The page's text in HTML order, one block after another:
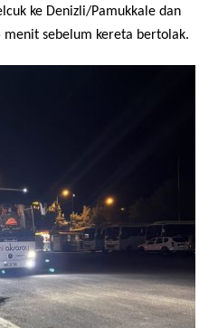
ke Denizli/Pamukkale dan
sebelum kereta bertolak.